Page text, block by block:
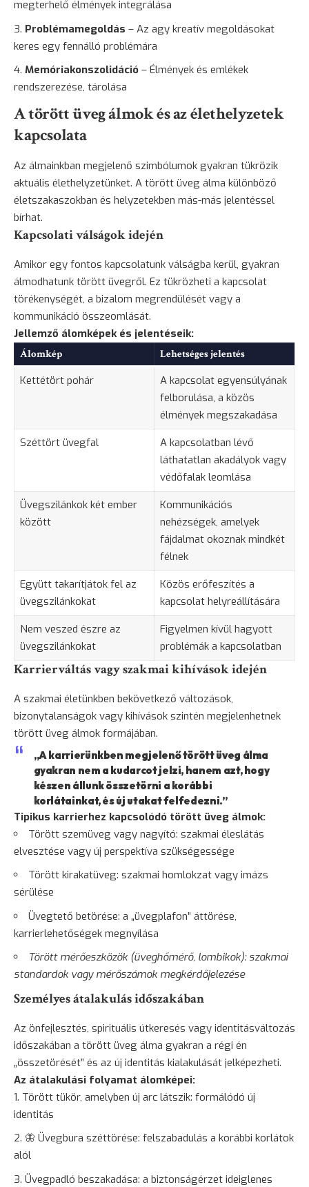
megterhelő élmények integrálása
Problémamegoldás – Az agy kreatív megoldásokat
keres egy fennálló problémára
Memóriakonszolidáció – Élmények és emlékek
rendszerezése, tárolása
A törött üveg álmok és az élethelyzetek
kapcsolata
Az álmainkban megjelenő szimbólumok gyakran tükrözik
aktuális élethelyzetünket. A törött üveg álma különböző
életszakaszokban és helyzetekben más-más jelentéssel
bírhat.
Kapcsolati válságok idején
Amikor egy fontos kapcsolatunk válságba kerül, gyakran
álmodhatunk törött üvegről. Ez tükrözheti a kapcsolat
törékenységét, a bizalom megrendülését vagy a
kommunikáció összeomlását.
Jellemző álomképek és jelentéseik:
Álomkép Lehetséges jelentés
Kettétört pohár
A kapcsolat egyensúlyának
felborulása, a közös
élmények megszakadása
Széttört üvegfal
A kapcsolatban lévő
láthatatlan akadályok vagy
védőfalak leomlása
Üvegszilánkok két ember
között
Kommunikációs
nehézségek, amelyek
fájdalmat okoznak mindkét
félnek
Együtt takarítjátok fel az
üvegszilánkokat
Közös erőfeszítés a
kapcsolat helyreállítására
Nem veszed észre az
üvegszilánkokat
Figyelmen kívül hagyott
problémák a kapcsolatban
Karrierváltás vagy szakmai kihívások idején
A szakmai életünkben bekövetkező változások,
bizonytalanságok vagy kihívások szintén megjelenhetnek
törött üveg álmok formájában.
„A karrierünkben megjelenő törött üveg álma
gyakran nem a kudarcot jelzi, hanem azt, hogy
készen állunk összetörni a korábbi
korlátainkat, és új utakat felfedezni.”
Tipikus karrierhez kapcsolódó törött üveg álmok:
Törött szemüveg vagy nagyító: szakmai éleslátás
elvesztése vagy új perspektíva szükségessége
Törött kirakatüveg: szakmai homlokzat vagy imázs
sérülése
Üvegtető betörése: a „üvegplafon” áttörése,
karrierlehetőségek megnyílása
Törött mérőeszközök (üveghőmérő, lombikok): szakmai
standardok vagy mérőszámok megkérdőjelezése
Személyes átalakulás időszakában
Az önfejlesztés, spirituális útkeresés vagy identitásváltozás
időszakában a törött üveg álma gyakran a régi én
„összetörését” és az új identitás kialakulását jelképezheti.
Az átalakulási folyamat álomképei:
Törött tükör, amelyben új arc látszik: formálódó új
identitás
🦋 Üvegbura széttörése: felszabadulás a korábbi korlátok
alól
Üvegpadló beszakadása: a biztonságérzet ideiglenes